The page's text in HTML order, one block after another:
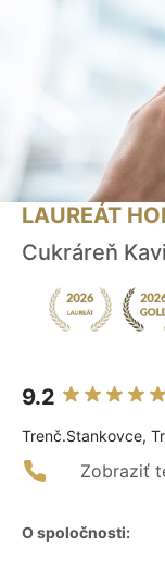
LAUREÁT
Cukráreň
9.2
Trenč.Stankovce,
Zobraziť
O spoločnosti: